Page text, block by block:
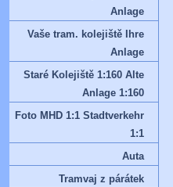
Anlage
Vaše tram. kolejiště Ihre
Anlage
Staré Kolejiště 1:160 Alte
Anlage 1:160
Foto MHD 1:1 Stadtverkehr
1:1
Auta
Tramvaj z párátek